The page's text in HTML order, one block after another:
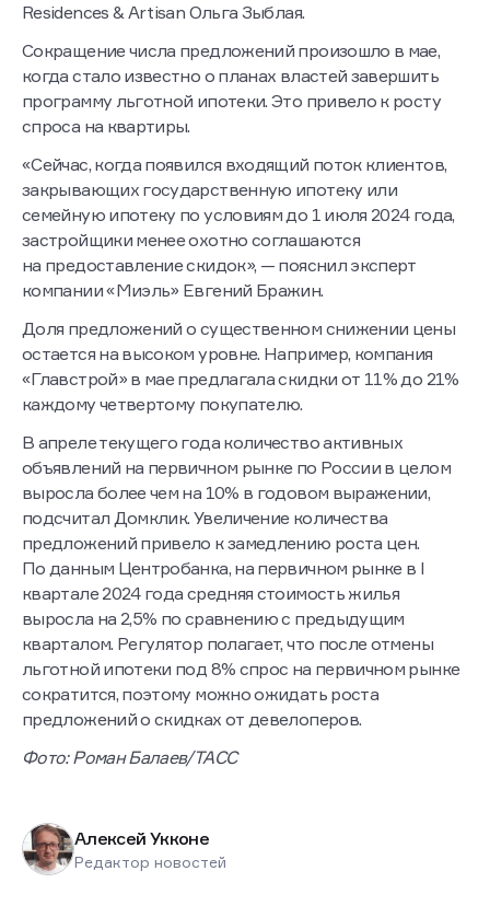
Residences & Artisan Ольга Зыблая.
Сокращение числа предложений произошло в мае,
когда стало известно о планах властей завершить
программу льготной ипотеки. Это привело к росту
спроса на квартиры.
«Сейчас, когда появился входящий поток клиентов,
закрывающих государственную ипотеку или
семейную ипотеку по условиям до 1 июля 2024 года,
застройщики менее охотно соглашаются
на предоставление скидок», — пояснил эксперт
компании «Миэль» Евгений Бражин.
Доля предложений о существенном снижении цены
остается на высоком уровне. Например, компания
«Главстрой» в мае предлагала скидки от 11% до 21%
каждому четвертому покупателю.
В апреле текущего года количество активных
объявлений на первичном рынке по России в целом
выросла более чем на 10% в годовом выражении,
подсчитал Домклик. Увеличение количества
предложений привело к замедлению роста цен.
По данным Центробанка, на первичном рынке в I
квартале 2024 года средняя стоимость жилья
выросла на 2,5% по сравнению с предыдущим
кварталом. Регулятор полагает, что после отмены
льготной ипотеки под 8% спрос на первичном рынке
сократится, поэтому можно ожидать роста
предложений о скидках от девелоперов.
Фото: Роман Балаев/ТАСС
Алексей Укконе
Редактор новостей